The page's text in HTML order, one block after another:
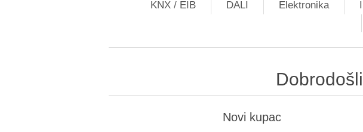
KNX / EIB DALI Elektronika
Novi kupac